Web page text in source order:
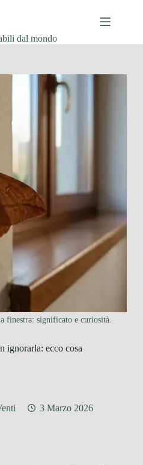
dal mondo
finestra: significato e curiosità.
ignorarla: ecco cosa
3 Marzo 2026